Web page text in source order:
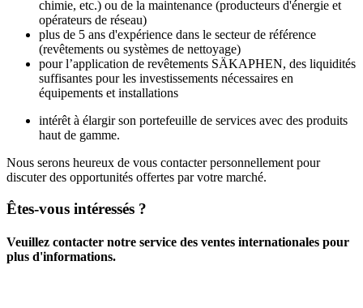
chimie, etc.) ou de la maintenance (producteurs d'énergie et
opérateurs de réseau)
plus de 5 ans d'expérience dans le secteur de référence
(revêtements ou systèmes de nettoyage)
pour l’application de revêtements SÄKAPHEN, des liquidités
suffisantes pour les investissements nécessaires en
équipements et installations
intérêt à élargir son portefeuille de services avec des produits
haut de gamme.
Nous serons heureux de vous contacter personnellement pour
discuter des opportunités offertes par votre marché.
Êtes-vous intéressés ?
Veuillez contacter notre service des ventes internationales pour
plus d'informations.